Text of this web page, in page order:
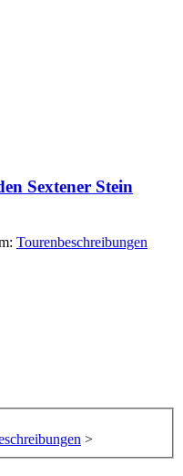
Sextener Stein
Tourenbeschreibungen
>